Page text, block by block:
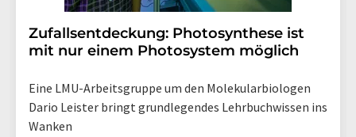
Zufallsentdeckung: Photosynthese ist
mit nur einem Photosystem möglich
Eine LMU-Arbeitsgruppe um den Molekularbiologen
Dario Leister bringt grundlegendes Lehrbuchwissen ins
Wanken